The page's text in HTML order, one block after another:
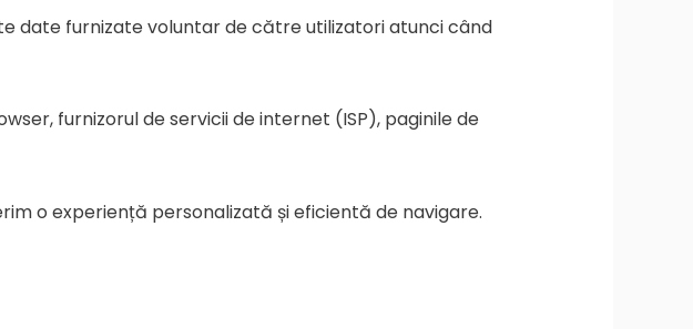
date furnizate voluntar de către utilizatori atunci când
furnizorul de servicii de internet (ISP), paginile de
o experiență personalizată și eficientă de navigare.